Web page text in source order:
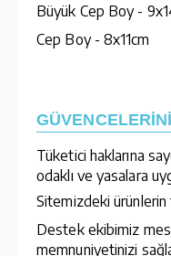
Büyük Cep Boy -
Cep Boy - 8x11cm
Tüketici haklarına
odaklı ve yasalara
Sitemizdeki ürünlerin
Destek ekibimiz
memnuniyetinizi